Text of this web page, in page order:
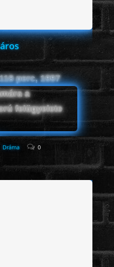
perc, 1997
Dráma 0